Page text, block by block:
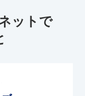
ットで